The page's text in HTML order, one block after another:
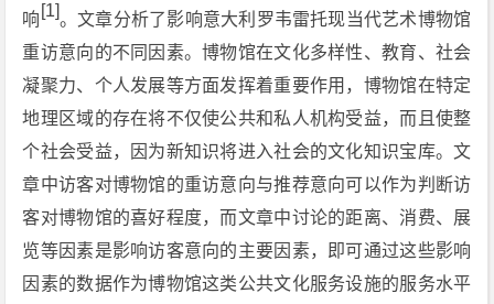
响 [1]。文章分析了影响意大利罗韦雷托现当代艺术博物馆
重访意向的不同因素。博物馆在文化多样性、教育、社会
凝聚力、个人发展等方面发挥着重要作用，博物馆在特定
地理区域的存在将不仅使公共和私人机构受益，而且使整
个社会受益，因为新知识将进入社会的文化知识宝库。文
章中访客对博物馆的重访意向与推荐意向可以作为判断访
客对博物馆的喜好程度，而文章中讨论的距离、消费、展
览等因素是影响访客意向的主要因素，即可通过这些影响
因素的数据作为博物馆这类公共文化服务设施的服务水平